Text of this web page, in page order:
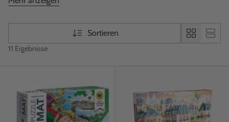
von zu Hause aus einkaufen. Sie können auch spannende
Sortieren
11 Ergebnisse